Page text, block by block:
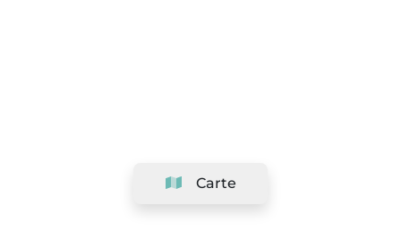
Carte